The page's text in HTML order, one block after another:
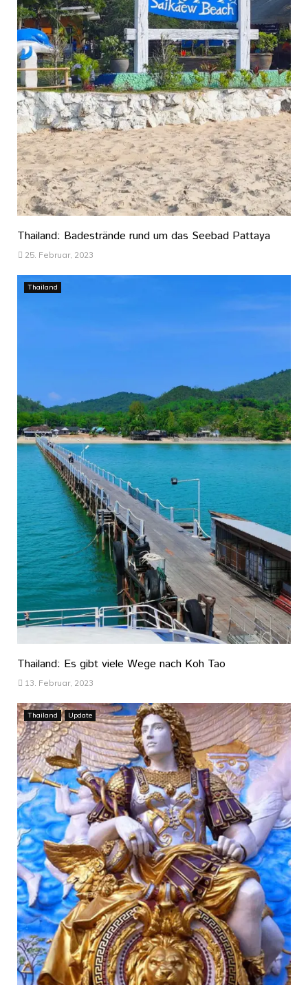
Thailand: Badestrände rund um das Seebad Pattaya
25. Februar, 2023
Thailand
Thailand: Es gibt viele Wege nach Koh Tao
13. Februar, 2023
Thailand Update